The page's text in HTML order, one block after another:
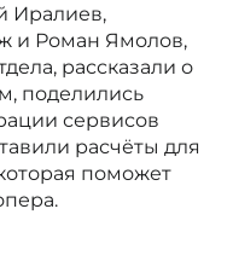
Иралиев,
и Роман Ямолов,
рассказали о
поделились
сервисов
расчёты для
поможет